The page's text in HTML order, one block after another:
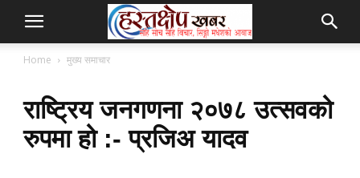
Home मुख्य समाचार
राष्ट्रिय जनगणना २०७८ उत्सवको
रुपमा हो :- प्रजिअ यादव